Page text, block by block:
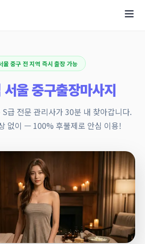
울 중구 전 지역 즉시 출장 가능
울 중구출장마사지
급 전문 관리사가 30분 내 찾아갑니다.
없이 — 100% 후불제로 안심 이용!